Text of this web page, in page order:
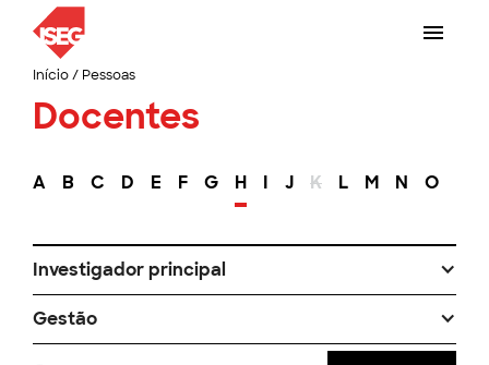
Início/ Pessoas
Docentes
A B C D E F G H I J K L M N O
Investigador principal
Gestão